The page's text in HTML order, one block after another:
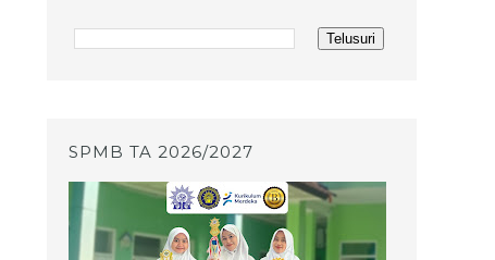
SPMB TA 2026/2027